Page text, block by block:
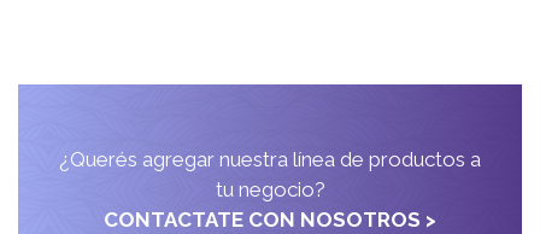
¿Querés agregar nuestra línea de productos a
tu negocio?
CONTACTATE CON NOSOTROS >